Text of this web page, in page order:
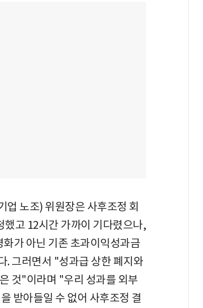
노조) 위원장은 사후조정 회
했고 12시간 가까이 기다렸으나,
가 아닌 기존 초과이익성과금
. 그러면서 "성과급 상한 폐지와
것"이라며 "우리 성과를 외부
받아들일 수 없어 사후조정 결